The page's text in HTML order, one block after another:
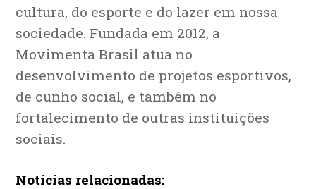
cultura, do esporte e do lazer em nossa
sociedade. Fundada em 2012, a
Movimenta Brasil atua no
desenvolvimento de projetos esportivos,
de cunho social, e também no
fortalecimento de outras instituições
sociais.
Notícias relacionadas: